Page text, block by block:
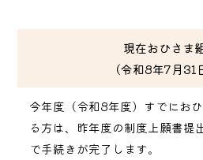
現在おひさま
（令和8年7月31
今年度（令和8年度）すでにお
る方は、昨年度の制度上願書提
で手続きが完了します。